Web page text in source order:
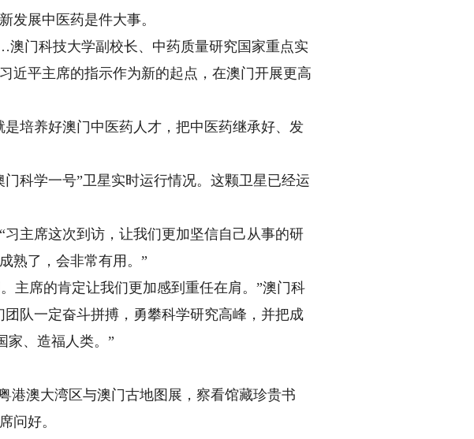
展中医药是件大事。
门科技大学副校长、中药质量研究国家重点实
近平主席的指示作为新的起点，在澳门开展更高
培养好澳门中医药人才，把中医药继承好、发
科学一号”卫星实时运行情况。这颗卫星已经运
主席这次到访，让我们更加坚信自己从事的研
熟了，会非常有用。”
席的肯定让我们更加感到重任在肩。”澳门科
队一定奋斗拼搏，勇攀科学研究高峰，并把成
家、造福人类。”
澳大湾区与澳门古地图展，察看馆藏珍贵书
问好。